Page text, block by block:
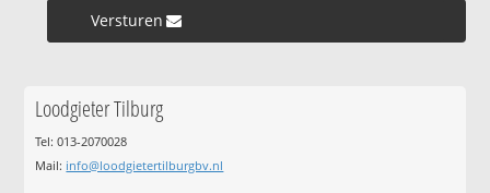
Versturen »
Loodgieter Tilburg
Tel: 013-2070028
Mail: info@loodgietertilburgbv.nl